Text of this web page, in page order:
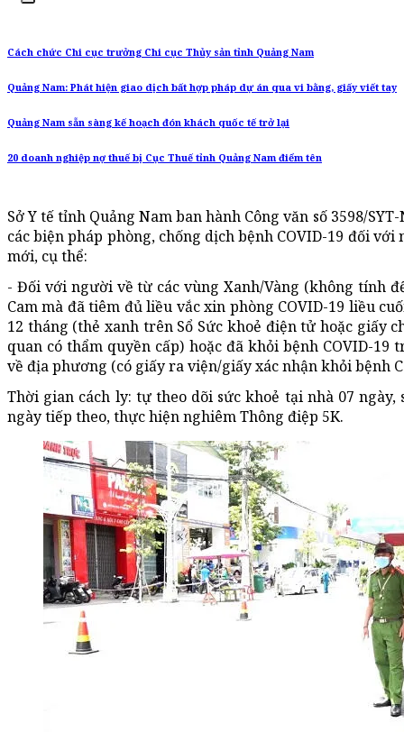
Cách chức Chi cục trưởng Chi cục Thủy sản tỉnh Quảng Nam
Quảng Nam: Phát hiện giao dịch bất hợp pháp dự án qua vi bằng, giấy viết tay
Quảng Nam sẵn sàng kế hoạch đón khách quốc tế trở lại
20 doanh nghiệp nợ thuế bị Cục Thuế tỉnh Quảng Nam điểm tên
Sở Y tế tỉnh Quảng Nam ban hành Công văn số 3598/
các biện pháp phòng, chống dịch bệnh COVID-19 đối
mới, cụ thể:
- Đối với người về từ các vùng Xanh/Vàng (không tính
Cam mà đã tiêm đủ liều vắc xin phòng COVID-19 liều
12 tháng (thẻ xanh trên Sổ Sức khoẻ điện tử hoặc giấy
quan có thẩm quyền cấp) hoặc đã khỏi bệnh COVID-
về địa phương (có giấy ra viện/giấy xác nhận khỏi bệnh
Thời gian cách ly: tự theo dõi sức khoẻ tại nhà 07
ngày tiếp theo, thực hiện nghiêm Thông điệp 5K.